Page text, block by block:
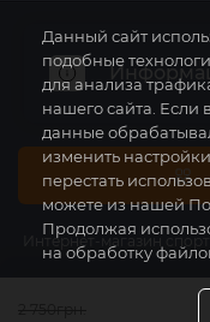
Сотрудничество
Доставка и
Политика
Гарантии и
Интернет-магазин
Данный сайт
подобные
для анализа
нашего сайта. Если
данные
изменить
перестать
можете из нашей
Продолжая
на обработку